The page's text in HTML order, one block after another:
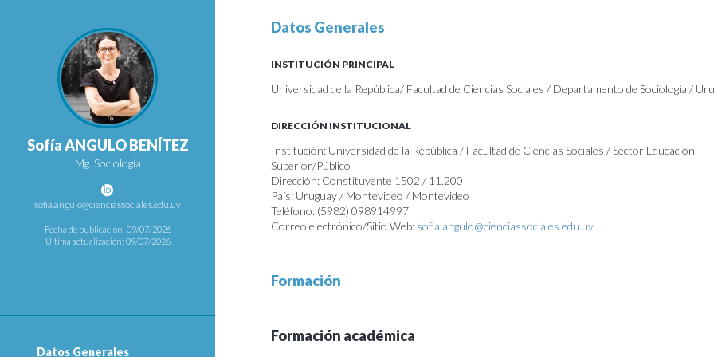
Sofía ANGULO BENÍTEZ
Mg. Sociología
sofia.angulo@cienciassociales.edu.uy
Fecha de publicación: 09/07/2026
Última actualización: 09/07/2026
Datos Generales
Datos Generales
INSTITUCIÓN PRINCIPAL
Universidad de la República/ Facultad de Ciencias Sociales / Departamento de Sociología /
DIRECCIÓN INSTITUCIONAL
Institución: Universidad de la República / Facultad de Ciencias Sociales / Sector Educación
Superior/Público
Dirección: Constituyente 1502 / 11.200
País: Uruguay / Montevideo / Montevideo
Teléfono: (5982) 098914997
Correo electrónico/Sitio Web: sofia.angulo@cienciassociales.edu.uy
Formación
Formación académica